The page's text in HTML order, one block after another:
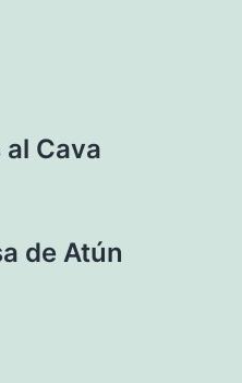
al Cava
de Atún